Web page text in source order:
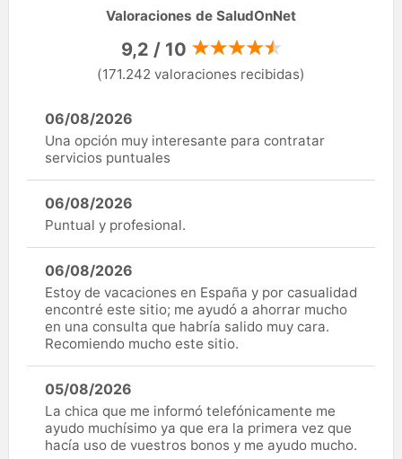
Valoraciones de SaludOnNet
9,2 / 10
(171.242 valoraciones recibidas)
06/08/2026
Una opción muy interesante para contratar
servicios puntuales
06/08/2026
Puntual y profesional.
06/08/2026
Estoy de vacaciones en España y por casualidad
encontré este sitio; me ayudó a ahorrar mucho
en una consulta que habría salido muy cara.
Recomiendo mucho este sitio.
05/08/2026
La chica que me informó telefónicamente me
ayudo muchísimo ya que era la primera vez que
hacía uso de vuestros bonos y me ayudo mucho.